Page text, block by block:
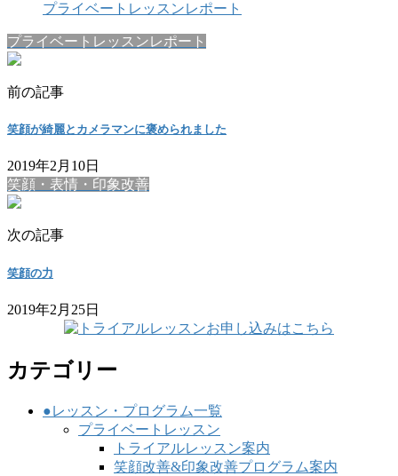
プライベートレッスンレポート
プライベートレッスンレポート
前の記事
笑顔が綺麗とカメラマンに褒められました
2019年2月10日
笑顔・表情・印象改善
次の記事
笑顔の力
2019年2月25日
カテゴリー
●レッスン・プログラム一覧
プライベートレッスン
トライアルレッスン案内
笑顔改善&印象改善プログラム案内